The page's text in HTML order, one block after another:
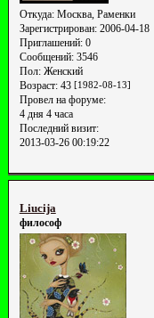
Откуда:Москва, Раменки
Зарегистрирован: 2006-04-18
Приглашений:0
Сообщений:3546
Пол:Женский
Возраст:43 [1982-08-13]
Провел на форуме:
4 дня 4 часа
Последний визит:
2013-03-26 00:19:22
Liucija
философ